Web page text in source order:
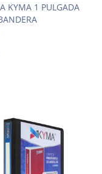
KYMA 1 PULGADA